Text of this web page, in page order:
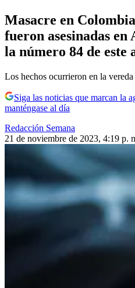
Masacre en
fueron asesinadas
la número 84 de este
Los hechos ocurrieron en la
Siga las noticias que marcan la
manténgase al día
Redacción Semana
21 de noviembre de 2023, 4:19 p.